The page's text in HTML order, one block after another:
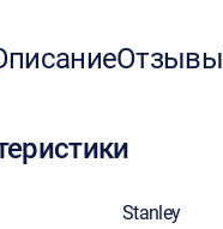
Отзывы
Stanley